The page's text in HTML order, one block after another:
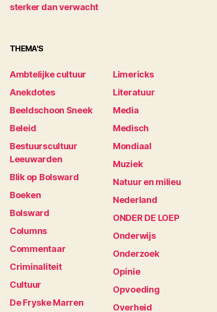
sterker dan verwacht
THEMA'S
Ambtelijke cultuur
Anekdotes
Beeldschoon Sneek
Beleid
Bestuurscultuur
Leeuwarden
Blik op Bolsward
Boeken
Bolsward
Columns
Commentaar
Criminaliteit
Cultuur
De Fryske Marren
Limericks
Literatuur
Media
Medisch
Mondiaal
Muziek
Natuur en milieu
Nederland
ONDER DE LOEP
Onderwijs
Onderzoek
Opinie
Opvoeding
Overheid